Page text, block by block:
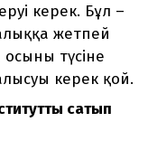
керек. Бұл –
жетпей
түсіне
керек қой.
сатып